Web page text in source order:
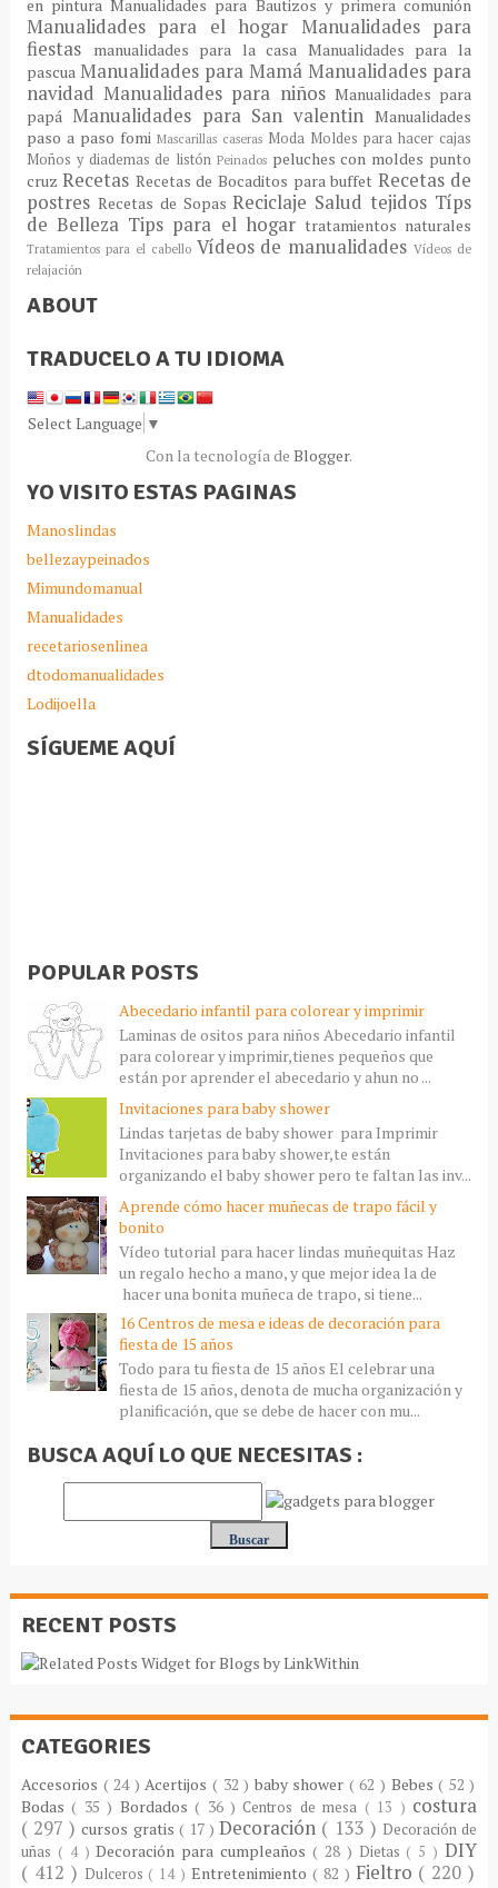
en pinturaManualidades para Bautizos y primera comunión
Manualidades para el hogar Manualidades para
fiestas
manualidades para la casa Manualidades para la
pascua Manualidades para MamáManualidades para
navidadManualidades para niños Manualidades para
papá Manualidades para San valentinManualidades
paso a paso fomi Mascarillas caseras Moda Moldes para hacer cajas
Moños y diademas de listón Peinados peluches con moldes punto
cruzRecetas Recetas de Bocaditos para buffet Recetas de
postres Recetas de SopasReciclaje Saludtejidos Típs
de Belleza Tips para el hogar tratamientos naturales
Tratamientos para el cabello Vídeos de manualidadesVídeos de
relajación
ABOUT
TRADUCELO A TU IDIOMA
Select Language ▼
Con la tecnología de Blogger.
YO VISITO ESTAS PAGINAS
Manoslindas
bellezaypeinados
Mimundomanual
Manualidades
recetariosenlinea
dtodomanualidades
Lodijoella
SÍGUEME AQUÍ
POPULAR POSTS
Abecedario infantil para colorear y imprimir
Laminas de ositos para niños Abecedario infantil
para colorear y imprimir,tienes pequeños que
están por aprender el abecedario y ahun no ...
Invitaciones para baby shower
Lindas tarjetas de baby shower para Imprimir
Invitaciones para baby shower,te están
organizando el baby shower pero te faltan las inv...
Aprende cómo hacer muñecas de trapo fácil y
bonito
Vídeo tutorial para hacer lindas muñequitas Haz
un regalo hecho a mano, y que mejor idea la de
hacer una bonita muñeca de trapo, si tiene...
16 Centros de mesa e ideas de decoración para
fiesta de 15 años
Todo para tu fiesta de 15 años El celebrar una
fiesta de 15 años, denota de mucha organización y
planificación, que se debe de hacer con mu...
BUSCA AQUÍ LO QUE NECESITAS :
RECENT POSTS
CATEGORIES
Accesorios ( 24 ) Acertijos ( 32 ) baby shower ( 62 ) Bebes( 52 )
Bodas( 35 ) Bordados( 36 ) Centros de mesa ( 13 ) costura
( 297 )cursos gratis ( 17 )Decoración ( 133 ) Decoración de
uñas ( 4 )Decoración para cumpleaños( 28 ) Dietas ( 5 )DIY
( 412 ) Dulceros ( 14 )Entretenimiento ( 82 ) Fieltro ( 220 )